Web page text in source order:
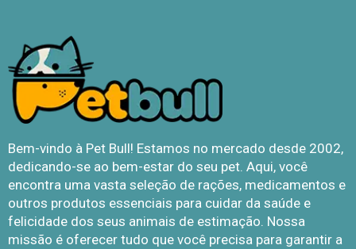
Bem-vindo à Pet Bull! Estamos no mercado desde 2002,
dedicando-se ao bem-estar do seu pet. Aqui, você
encontra uma vasta seleção de rações, medicamentos e
outros produtos essenciais para cuidar da saúde e
felicidade dos seus animais de estimação. Nossa
missão é oferecer tudo que você precisa para garantir a